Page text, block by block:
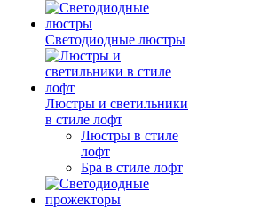
Светодиодные люстры
Люстры и светильники
в стиле лофт
Люстры в стиле
лофт
Бра в стиле лофт